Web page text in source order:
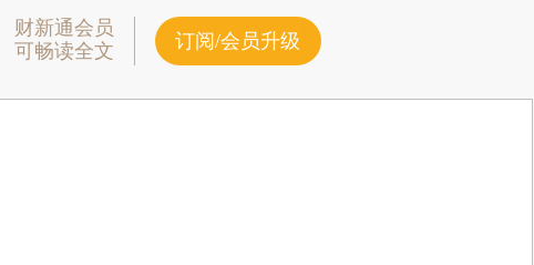
财新通会员
可畅读全文
订阅/会员升级